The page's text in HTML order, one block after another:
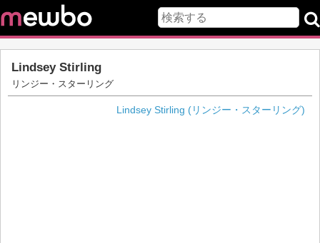
Lindsey Stirling
リンジー・スターリング
Lindsey Stirling (リンジー・スターリング)